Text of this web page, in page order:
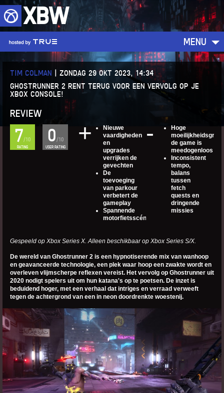
XBW
MENU
TIM COLMAN | ZONDAG 29 OKT 2023, 14:34
GHOSTRUNNER 2 RENT TERUG VOOR EEN VERVOLG OP JE
XBOX CONSOLE!
REVIEW
RATING
7/10
USER RATING
0 /10
Nieuwe
vaardigheden
en
upgrades
verrijken de
gevechten
De
toevoeging
van parkour
verbetert de
gameplay
Spannende
motorfietsscénes
Hoge
de game is
meedogenloos
Inconsistent
tempo,
balans
tussen
fetch
quests en
dringende
missies
Gespeeld op Xbox Series X. Alleen beschikbaar op Xbox Series S/X.
De wereld van Ghostrunner 2 is een hypnotiserende mix van wanhoop
en geavanceerde technologie, een plek waar hoop een zwakte wordt en
overleven vlijmscherpe reflexen vereist. Het vervolg op Ghostrunner uit
2020 nodigt spelers uit om hun katana's op te poetsen. De inzet is
beduidend hoger, met een verhaal dat intriges en verraad verweeft
tegen de achtergrond van een in neon doordrenkte woestenij.